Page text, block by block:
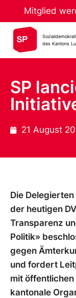
Mitglied
des Kantons
SP
21 August
Die
der heutigen
Transparenz
Politik»
gegen
und fordert
mit
kantonale